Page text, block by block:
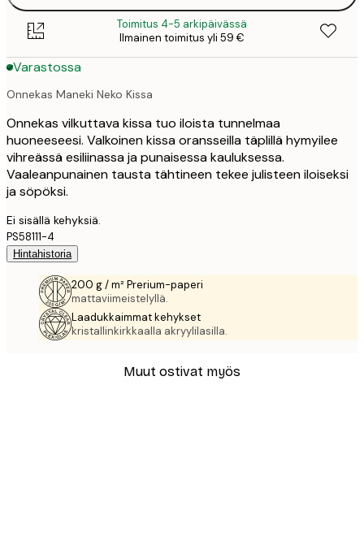
Toimitus 4-5 arkipäivässä
Ilmainen toimitus yli 59 €
Varastossa
Onnekas Maneki Neko Kissa
Onnekas vilkuttava kissa tuo iloista tunnelmaa
huoneeseesi. Valkoinen kissa oransseilla täplillä hymyilee
vihreässä esiliinassa ja punaisessa kauluksessa.
Vaaleanpunainen tausta tähtineen tekee julisteen iloiseksi
ja söpöksi.
Ei sisällä kehyksiä.
PS58111-4
Hintahistoria
200 g / m² Prerium-paperi
mattaviimeistelyllä.
Laadukkaimmat kehykset
kristallinkirkkaalla akryylilasilla.
Muut ostivat myös